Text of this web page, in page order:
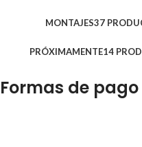
MONTAJES37
PRÓXIMAMENTE14
Formas de pago